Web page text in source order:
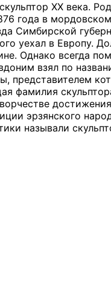
XX века.
года в
Симбирской
уехал в Европу.
Однако всегда
взял по
представителем
фамилия
эрзянского
называли